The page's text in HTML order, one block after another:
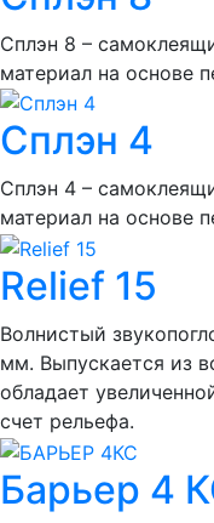
Сплэн 8 –
материал на основе
Сплэн 4
Сплэн 4 –
материал на основе
Relief 15
Волнистый
мм. Выпускается из
обладает
счет рельефа.
Барьер 4